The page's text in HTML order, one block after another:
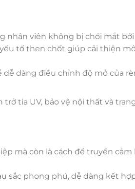
nhân viên không bị chói mắt
tố then chốt giúp cải thiện
dễ dàng điều chỉnh độ mở của
trở tia UV, bảo vệ nội thất và
mà còn là cách để truyền cảm
sắc phong phú, dễ dàng kết